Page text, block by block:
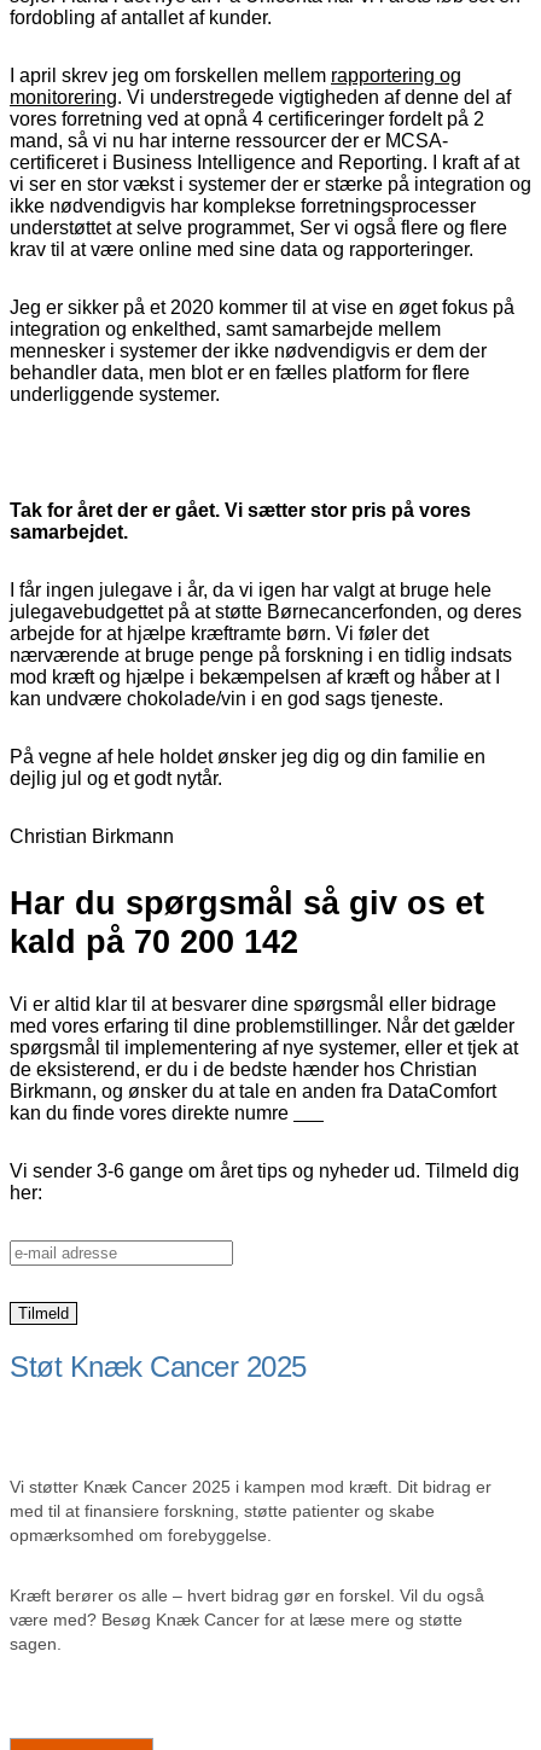
fordobling af antallet af kunder.
I april skrev jeg om forskellen mellem rapportering og
monitorering. Vi understregede vigtigheden af denne del af
vores forretning ved at opnå 4 certificeringer fordelt på 2
mand, så vi nu har interne ressourcer der er MCSA-
certificeret i Business Intelligence and Reporting. I kraft af at
vi ser en stor vækst i systemer der er stærke på integration og
ikke nødvendigvis har komplekse forretningsprocesser
understøttet at selve programmet, Ser vi også flere og flere
krav til at være online med sine data og rapporteringer.
Jeg er sikker på et 2020 kommer til at vise en øget fokus på
integration og enkelthed, samt samarbejde mellem
mennesker i systemer der ikke nødvendigvis er dem der
behandler data, men blot er en fælles platform for flere
underliggende systemer.
Tak for året der er gået. Vi sætter stor pris på vores
samarbejdet.
I får ingen julegave i år, da vi igen har valgt at bruge hele
julegavebudgettet på at støtte Børnecancerfonden, og deres
arbejde for at hjælpe kræftramte børn. Vi føler det
nærværende at bruge penge på forskning i en tidlig indsats
mod kræft og hjælpe i bekæmpelsen af kræft og håber at I
kan undvære chokolade/vin i en god sags tjeneste.
På vegne af hele holdet ønsker jeg dig og din familie en
dejlig jul og et godt nytår.
Christian Birkmann
Har du spørgsmål så giv os et
kald på 70 200 142
Vi er altid klar til at besvarer dine spørgsmål eller bidrage
med vores erfaring til dine problemstillinger. Når det gælder
spørgsmål til implementering af nye systemer, eller et tjek at
de eksisterend, er du i de bedste hænder hos Christian
Birkmann, og ønsker du at tale en anden fra DataComfort
kan du finde vores direkte numre
Vi sender 3-6 gange om året tips og nyheder ud. Tilmeld dig
her:
Støt Knæk Cancer 2025
Vi støtter Knæk Cancer 2025 i kampen mod kræft. Dit bidrag er
med til at finansiere forskning, støtte patienter og skabe
opmærksomhed om forebyggelse.
Kræft berører os alle – hvert bidrag gør en forskel. Vil du også
være med? Besøg Knæk Cancer for at læse mere og støtte
sagen.